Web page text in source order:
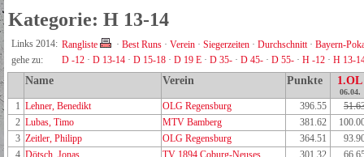
Kategorie: H 13-14
Links 2014: Rangliste · Best Runs · Verein · Siegerzeiten · Durchschnitt· Bayern-
gehe zu:
D -12 · D 13-14 · D 15-18 · D 19 E · D 35- · D 45- · D 55- · H -12 · H 13-
Name Verein Punkte 1.OL
06.04.
1 Lehner, Benedikt OLG Regensburg 396.55
2 Lubas, Timo MTV Bamberg 381.62
3 Zeitler, Philipp OLG Regensburg 364.51
4 Dötsch, Jonas TV 1894 Coburg-Neuses 301.32